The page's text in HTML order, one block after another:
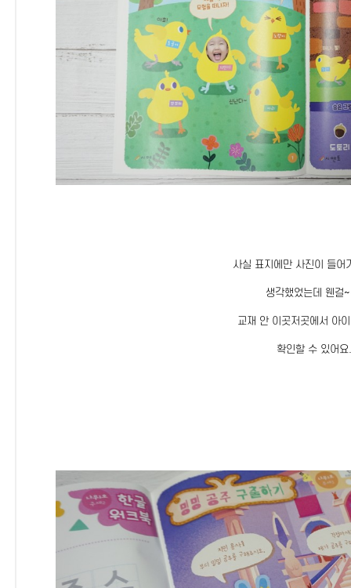
사실 표지에만 사진이 들어
생각했었는데 웬걸
교재 안 이곳저곳에서 아
확인할 수 있어요.